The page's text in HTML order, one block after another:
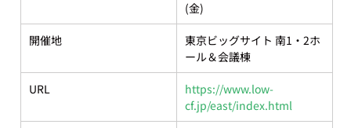
(金)
開催地
東京ビッグサイト 南1・2ホ
ール＆会議棟
URL
https://www.low-
cf.jp/east/index.html